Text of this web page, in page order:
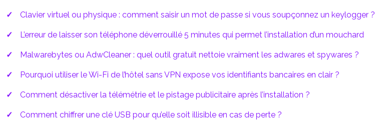
Clavier virtuel ou physique : comment saisir un mot de passe si vous soupçonnez un keylogger ?
L’erreur de laisser son téléphone déverrouillé 5 minutes qui permet l’installation d’un mouchard
Malwarebytes ou AdwCleaner : quel outil gratuit nettoie vraiment les adwares et spywares ?
Pourquoi utiliser le Wi-Fi de l’hôtel sans VPN expose vos identifiants bancaires en clair ?
Comment désactiver la télémétrie et le pistage publicitaire après l’installation ?
Comment chiffrer une clé USB pour qu’elle soit illisible en cas de perte ?